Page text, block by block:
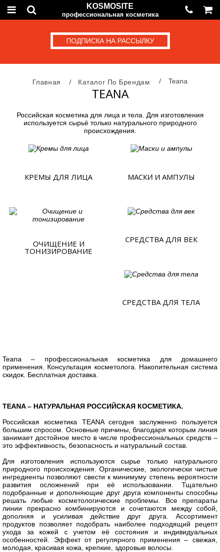
KOSMOSITE
профессиональная косметика
ПОДПИСКА НА РАССЫЛКУ
Главная Каталог По Брендам Teana
TEANA
Российская косметика для лица и тела. Для изготовления
используется сырьё только натурального природного
происхождения.
КРЕМЫ ДЛЯ ЛИЦА МАСКИ И АМПУЛЫ
ОЧИЩЕНИЕ И
ТОНИЗИРОВАНИЕ
СРЕДСТВА ДЛЯ ВЕК
СРЕДСТВА ДЛЯ ТЕЛА
Teana
– профессиональная косметика для домашнего
применения. Консультация косметолога. Накопительная система
скидок. Бесплатная доставка.
TEANA – НАТУРАЛЬНАЯ РОССИЙСКАЯ КОСМЕТИКА.
Российская косметика TEANA сегодня заслуженно пользуется
большим спросом. Основные причины, благодаря которым линия
занимает достойное место в числе профессиональных средств –
это эффективность, безопасность и натуральный состав.
Для изготовления используются сырье только натурального
природного происхождения. Органические, экологически чистые
ингредиенты позволяют свести к минимуму степень вероятности
развития осложнений при её использовании. Тщательно
подобранные и дополняющие друг друга компоненты способны
решать любые косметологические проблемы. Все препараты
линии прекрасно комбинируются и сочетаются между собой,
дополняя и усиливая действие друг друга. Ассортимент
продуктов позволяет подобрать наиболее подходящий рецепт
ухода за кожей с учетом её состояния и индивидуальных
особенностей. Эффект от регулярного применения – свежая,
молодая, красивая кожа, крепкие, здоровые волосы.